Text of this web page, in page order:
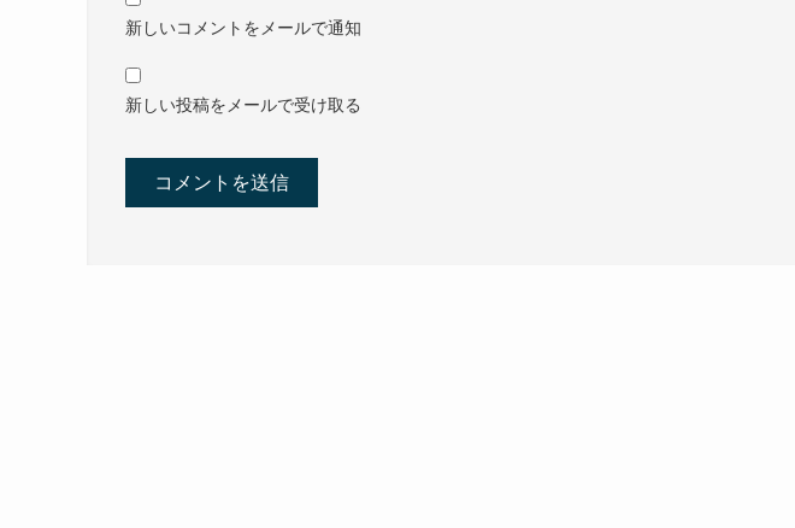
新しいコメントをメールで通知
新しい投稿をメールで受け取る